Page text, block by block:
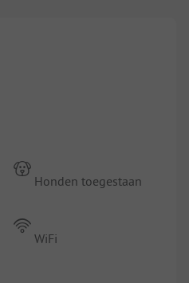
Honden toegestaan
WiFi